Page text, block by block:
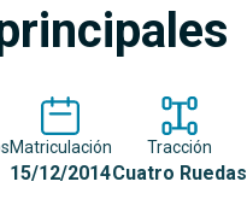
Matriculación
15/12/2014
Tracción
Cuatro Ruedas